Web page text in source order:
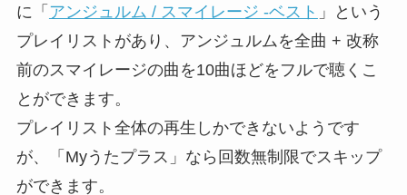
に「 アンジュルム / スマイレージ -ベスト 」という
プレイリストがあり、アンジュルムを全曲 + 改称
前のスマイレージの曲を10曲ほどをフルで聴くこ
とができます。
プレイリスト全体の再生しかできないようです
が、「Myうたプラス」なら回数無制限でスキップ
ができます。